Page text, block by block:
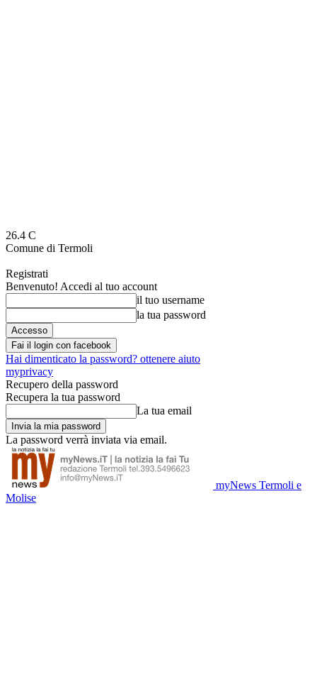
26.4 C
Comune di Termoli
Registrati
Benvenuto! Accedi al tuo account
il tuo username
la tua password
Fai il login con facebook
Hai dimenticato la password? ottenere aiuto
myprivacy
Recupero della password
Recupera la tua password
La tua email
La password verrà inviata via email.
myNews Termoli e
Molise